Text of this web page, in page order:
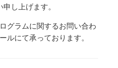
し上げます。
グラムに関するお問い合わ
ルにて承っております。